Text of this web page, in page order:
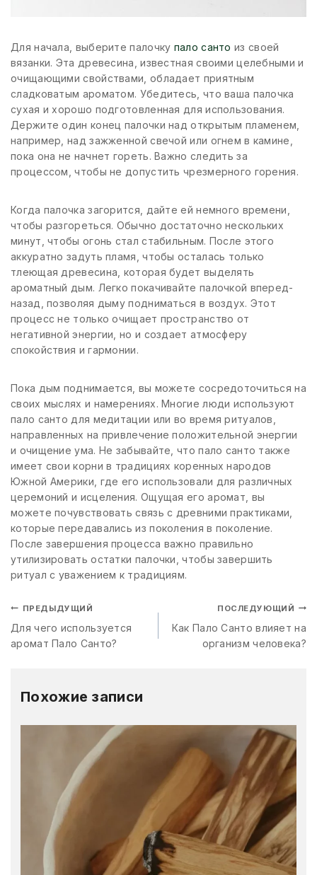
Для начала, выберите палочку пало санто из своей
вязанки. Эта древесина, известная своими целебными и
очищающими свойствами, обладает приятным
сладковатым ароматом. Убедитесь, что ваша палочка
сухая и хорошо подготовленная для использования.
Держите один конец палочки над открытым пламенем,
например, над зажженной свечой или огнем в камине,
пока она не начнет гореть. Важно следить за
процессом, чтобы не допустить чрезмерного горения.
Когда палочка загорится, дайте ей немного времени,
чтобы разгореться. Обычно достаточно нескольких
минут, чтобы огонь стал стабильным. После этого
аккуратно задуть пламя, чтобы осталась только
тлеющая древесина, которая будет выделять
ароматный дым. Легко покачивайте палочкой вперед-
назад, позволяя дыму подниматься в воздух. Этот
процесс не только очищает пространство от
негативной энергии, но и создает атмосферу
спокойствия и гармонии.
Пока дым поднимается, вы можете сосредоточиться на
своих мыслях и намерениях. Многие люди используют
пало санто для медитации или во время ритуалов,
направленных на привлечение положительной энергии
и очищение ума. Не забывайте, что пало санто также
имеет свои корни в традициях коренных народов
Южной Америки, где его использовали для различных
церемоний и исцеления. Ощущая его аромат, вы
можете почувствовать связь с древними практиками,
которые передавались из поколения в поколение.
После завершения процесса важно правильно
утилизировать остатки палочки, чтобы завершить
ритуал с уважением к традициям.
ПРЕДЫДУЩИЙ
Для чего используется
аромат Пало Санто?
ПОСЛЕДУЮЩИЙ
Как Пало Санто влияет на
организм человека?
Похожие записи